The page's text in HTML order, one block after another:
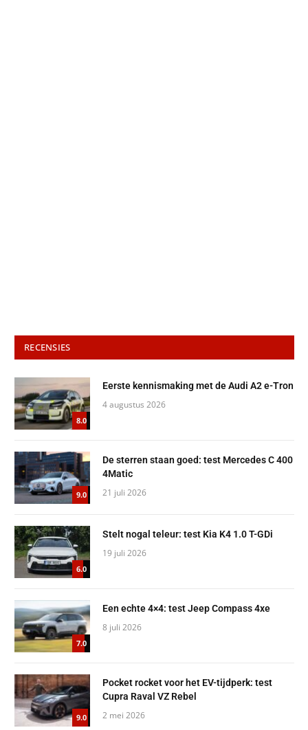
RECENSIES
8.0
Eerste kennismaking met de Audi A2 e-Tron
4 augustus 2026
9.0
De sterren staan goed: test Mercedes C 400
4Matic
21 juli 2026
6.0
Stelt nogal teleur: test Kia K4 1.0 T-GDi
19 juli 2026
7.0
Een echte 4×4: test Jeep Compass 4xe
8 juli 2026
9.0
Pocket rocket voor het EV-tijdperk: test
Cupra Raval VZ Rebel
2 mei 2026